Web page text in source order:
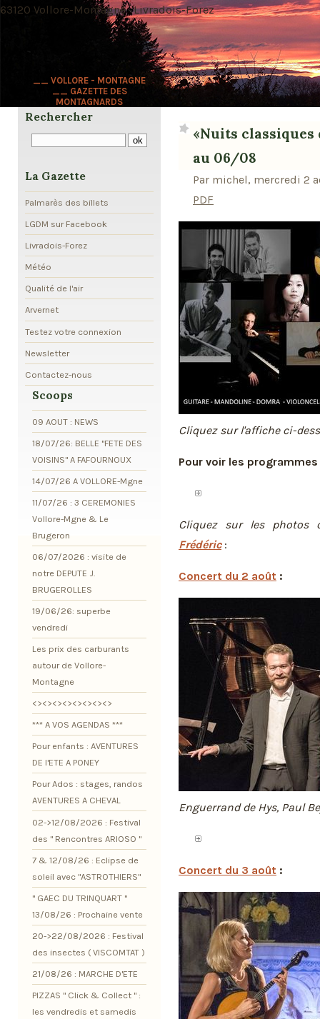
__ VOLLORE - MONTAGNE
__ GAZETTE DES
MONTAGNARDS
63120 Vollore-Montagne · Livradois-Forez
«Nuits classiques
au 06/08
Par michel, mercredi 2
PDF
Cliquez sur l'affiche ci-
Pour voir les programmes
Cliquez sur les photos
Frédéric:
Concert du 2 août :
Enguerrand de Hys, Paul
Concert du 3 août :
Rechercher
La Gazette
Palmarès des billets
LGDM sur Facebook
Livradois-Forez
Météo
Qualité de l'air
Arvernet
Testez votre connexion
Newsletter
Contactez-nous
Scoops
09 AOUT : NEWS
18/07/26: BELLE "FETE DES
VOISINS" A FAFOURNOUX
14/07/26 A VOLLORE-Mgne
11/07/26 : 3 CEREMONIES
Vollore-Mgne & Le
Brugeron
06/07/2026 : visite de
notre DEPUTE J.
BRUGEROLLES
19/06/26: superbe
vendredi
Les prix des carburants
autour de Vollore-
Montagne
<><><><><><><><>
*** A VOS AGENDAS ***
Pour enfants : AVENTURES
DE l'ETE A PONEY
Pour Ados : stages, randos
AVENTURES A CHEVAL
02->12/08/2026 : Festival
des " Rencontres ARIOSO "
7 & 12/08/26 : Eclipse de
soleil avec "ASTROTHIERS"
" GAEC DU TRINQUART "
13/08/26 : Prochaine vente
20->22/08/2026 : Festival
des insectes ( VISCOMTAT )
21/08/26 : MARCHE D'ETE
PIZZAS " Click & Collect " :
les vendredis et samedis